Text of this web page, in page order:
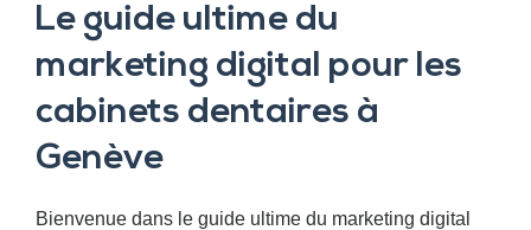
Le guide ultime du
marketing digital pour les
cabinets dentaires à
Genève
Bienvenue dans le guide ultime du marketing digital